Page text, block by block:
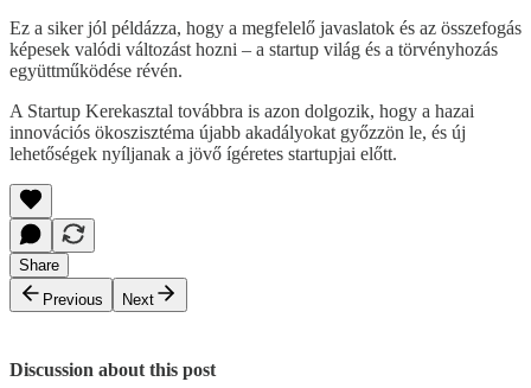
Ez a siker jól példázza, hogy a megfelelő javaslatok és az összefogás
képesek valódi változást hozni – a startup világ és a törvényhozás
együttműködése révén.
A Startup Kerekasztal továbbra is azon dolgozik, hogy a hazai
innovációs ökoszisztéma újabb akadályokat győzzön le, és új
lehetőségek nyíljanak a jövő ígéretes startupjai előtt.
Share
Previous
Next
Discussion about this post